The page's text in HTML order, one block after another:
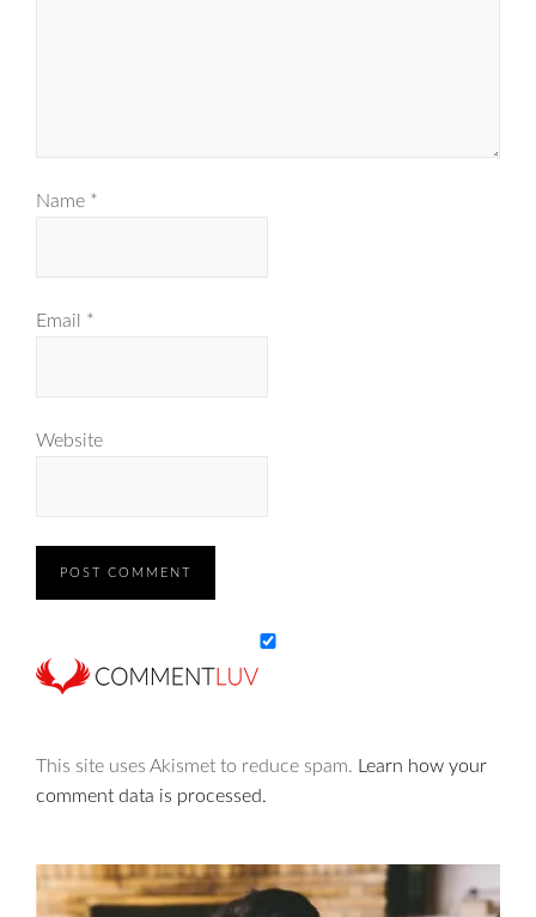
Name *
Email *
Website
This site uses Akismet to reduce spam.
Learn how your
comment data is processed.